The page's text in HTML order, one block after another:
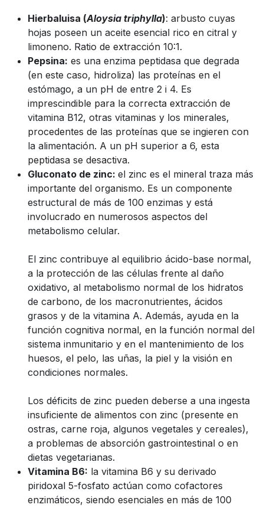
Hierbaluisa (Aloysia triphylla): arbusto cuyas
hojas poseen un aceite esencial rico en citral y
limoneno. Ratio de extracción 10:1.
Pepsina: es una enzima peptidasa que degrada
(en este caso, hidroliza) las proteínas en el
estómago, a un pH de entre 2 i 4. Es
imprescindible para la correcta extracción de
vitamina B12, otras vitaminas y los minerales,
procedentes de las proteínas que se ingieren con
la alimentación. A un pH superior a 6, esta
peptidasa se desactiva.
Gluconato de zinc: el zinc es el mineral traza más
importante del organismo. Es un componente
estructural de más de 100 enzimas y está
involucrado en numerosos aspectos del
metabolismo celular.
El zinc contribuye al equilibrio ácido-base normal,
a la protección de las células frente al daño
oxidativo, al metabolismo normal de los hidratos
de carbono, de los macronutrientes, ácidos
grasos y de la vitamina A. Además, ayuda en la
función cognitiva normal, en la función normal del
sistema inmunitario y en el mantenimiento de los
huesos, el pelo, las uñas, la piel y la visión en
condiciones normales.
Los déficits de zinc pueden deberse a una ingesta
insuficiente de alimentos con zinc (presente en
ostras, carne roja, algunos vegetales y cereales),
a problemas de absorción gastrointestinal o en
dietas vegetarianas.
Vitamina B6: la vitamina B6 y su derivado
piridoxal 5-fosfato actúan como cofactores
enzimáticos, siendo esenciales en más de 100